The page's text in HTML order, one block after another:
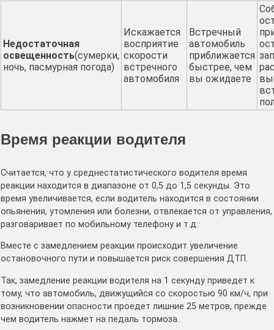
Недостаточная
освещенность(сумерки,
ночь, пасмурная погода)
Искажается
восприятие
скорости
встречного
автомобиля
Встречный
автомобиль
приближается
быстрее, чем
вы ожидаете
Время реакции водителя
Считается, что у среднестатистического водителя время
реакции находится в диапазоне от 0,5 до 1,5 секунды. Это
время увеличивается, если водитель находится в состоянии
опьянения, утомления или болезни, отвлекается от управления,
разговаривает по мобильному телефону и т.д.
Вместе с замедлением реакции происходит увеличение
остановочного пути и повышается риск совершения ДТП.
Так, замедление реакции водителя на 1 секунду приведет к
тому, что автомобиль, движущийся со скоростью 90 км/ч, при
возникновении опасности проедет лишние 25 метров, прежде
чем водитель нажмет на педаль тормоза.